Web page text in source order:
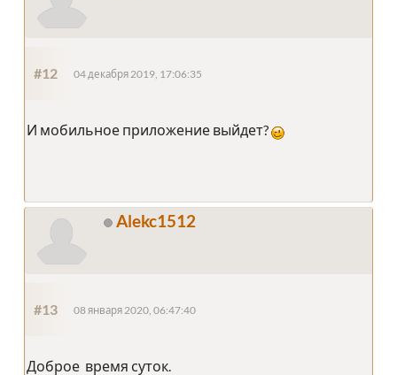
#12 04 декабря 2019, 17:06:35
И мобильное приложение выйдет?
Alekc1512
#13 08 января 2020, 06:47:40
Доброе время суток.